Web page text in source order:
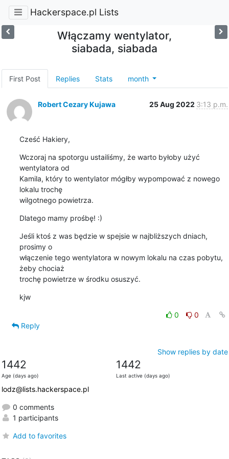
Hackerspace.pl Lists
Włączamy wentylator,
siabada, siabada
First Post Replies Stats month
Robert Cezary Kujawa 25 Aug 2022 3:13 p.m.
Cześć Hakiery,
Wczoraj na spotorgu ustailiśmy, że warto byłoby użyć
wentylatora od
Kamila, który to wentylator mógłby wypompować z nowego
lokalu trochę
wilgotnego powietrza.
Dlatego mamy prośbę! :)
Jeśli ktoś z was będzie w spejsie w najbliższych dniach,
prosimy o
włączenie tego wentylatora w nowym lokalu na czas pobytu,
żeby chociaż
trochę powietrze w środku osuszyć.
kjw
0
0
Reply
Show replies by date
1442
Age (days ago)
1442
Last active (days ago)
lodz@lists.hackerspace.pl
0 comments
1 participants
Add to favorites